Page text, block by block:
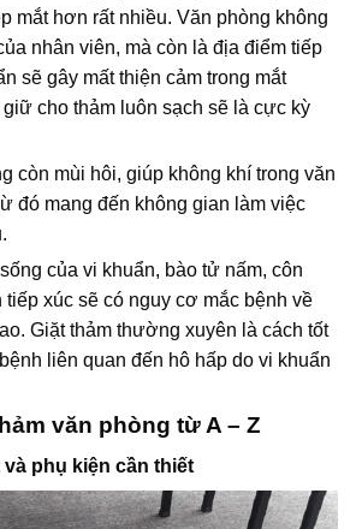
mắt hơn rất nhiều. Văn phòng không
nhân viên, mà còn là địa điểm tiếp
sẽ gây mất thiện cảm trong mắt
giữ cho thảm luôn sạch sẽ là cực kỳ
còn mùi hôi, giúp không khí trong văn
đó mang đến không gian làm việc
của vi khuẩn, bào tử nấm, côn
xúc sẽ có nguy cơ mắc bệnh về
Giặt thảm thường xuyên là cách tốt
liên quan đến hô hấp do vi khuẩn
văn phòng từ A – Z
phụ kiện cần thiết